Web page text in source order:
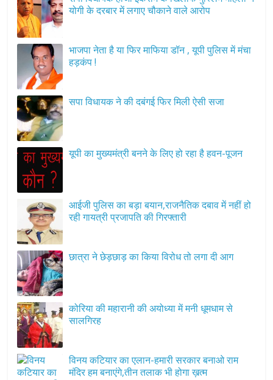
योगी के दरबार में लगाए चौकाने वाले आरोप
भाजपा नेता है या फिर माफिया डॉन , यूपी पुलिस में मंचा
हड़कंप !
सपा विधायक ने की दबंगई फिर मिली ऐसी सजा
यूपी का मुख्यमंत्री बनने के लिए हो रहा है हवन-पूजन
आईजी पुलिस का बड़ा बयान,राजनैतिक दबाव में नहीं हो
रही गायत्री प्रजापति की गिरफ्तारी
छात्रा ने छेड़छाड़ का किया विरोध तो लगा दी आग
कोरिया की महारानी की अयोध्या में मनी धूमधाम से
सालगिरह
विनय कटियार का एलान-हमारी सरकार बनाओ राम
मंदिर हम बनाएंगे,तीन तलाक भी होगा ख़त्म